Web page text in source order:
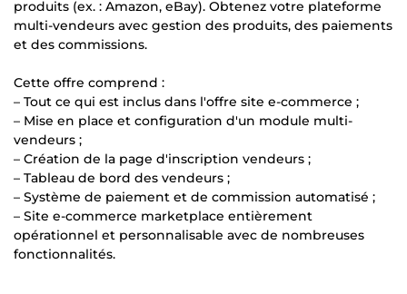
produits (ex. : Amazon, eBay). Obtenez votre plateforme
multi-vendeurs avec gestion des produits, des paiements
et des commissions.
Cette offre comprend :
– Tout ce qui est inclus dans l'offre site e-commerce ;
– Mise en place et configuration d'un module multi-
vendeurs ;
– Création de la page d'inscription vendeurs ;
– Tableau de bord des vendeurs ;
– Système de paiement et de commission automatisé ;
– Site e-commerce marketplace entièrement
opérationnel et personnalisable avec de nombreuses
fonctionnalités.